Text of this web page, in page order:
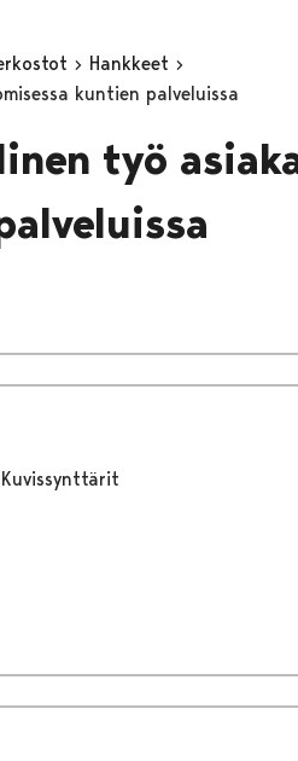
Hankkeet
kuntien palveluissa
työ
Kuvissynttärit